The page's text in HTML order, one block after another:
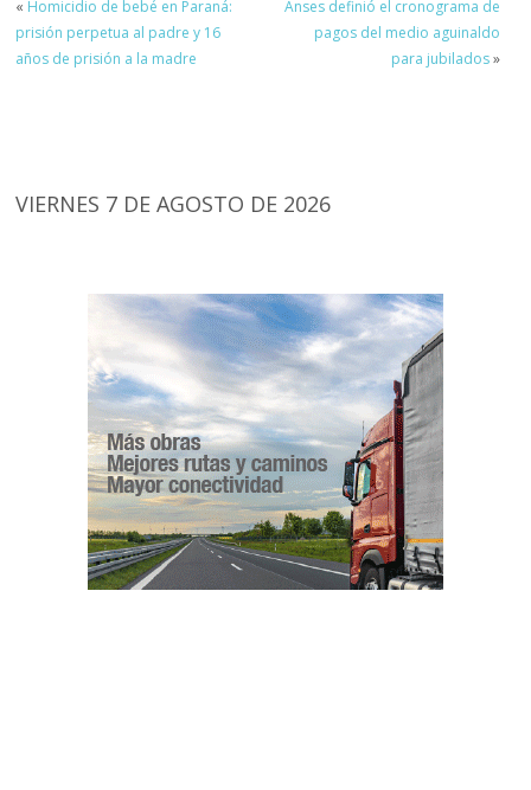
« Homicidio de bebé en Paraná:
prisión perpetua al padre y 16
años de prisión a la madre
Anses definió el cronograma de
pagos del medio aguinaldo
para jubilados»
VIERNES 7 DE AGOSTO DE 2026